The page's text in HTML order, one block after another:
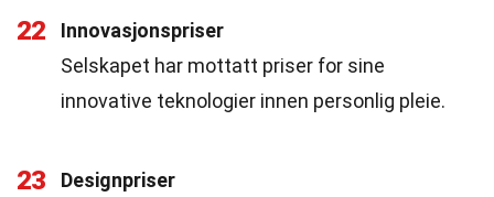
22
Innovasjonspriser
Selskapet har mottatt priser for sine
innovative teknologier innen personlig pleie.
23
Designpriser